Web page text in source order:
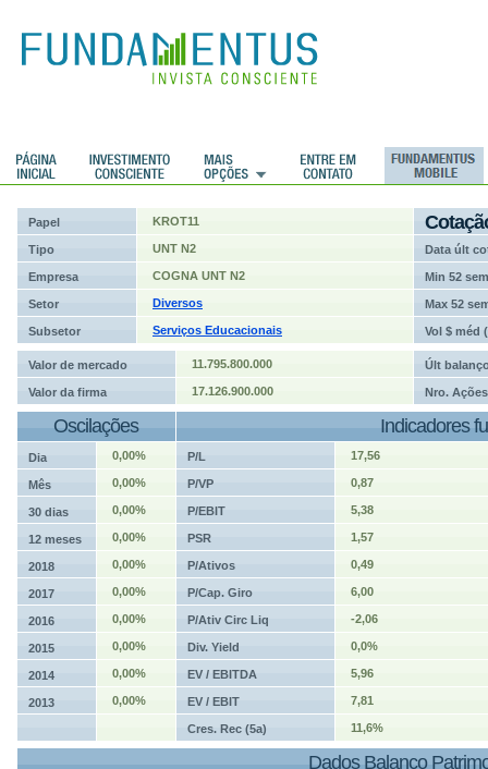
Papel KROT11
Tipo UNT N2 Data últ
Empresa COGNA UNT N2 Min 52 sem
Setor Diversos Max 52
Subsetor Serviços Educacionais Vol $ méd
Valor de mercado 11.795.800.000 Últ
Valor da firma 17.126.900.000 Nro. Ações
Oscilações Indicadores
Dia 0,00% P/L 17,56
Mês 0,00% P/VP 0,87
30 dias 0,00% P/EBIT 5,38
12 meses 0,00% PSR 1,57
2018 0,00% P/Ativos 0,49
2017 0,00% P/Cap. Giro 6,00
2016 0,00% P/Ativ Circ Liq -2,06
2015 0,00% Div. Yield 0,0%
2014 0,00% EV / EBITDA 5,96
2013 0,00% EV / EBIT 7,81
Cres. Rec (5a) 11,6%
Dados Balanço